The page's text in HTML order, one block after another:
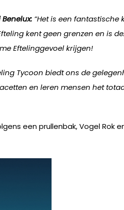
”Het is een
kent geen grenzen en is
Eftelinggevoel krijgen!
Tycoon biedt ons de
en leren mensen het
een prullenbak, Vogel